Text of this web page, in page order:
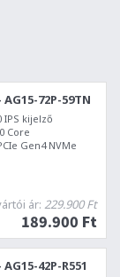
72P-59TN
IPS kijelző
Core
Gen4 NVMe
ár: 229.900 Ft
189.900 Ft
42P-R551